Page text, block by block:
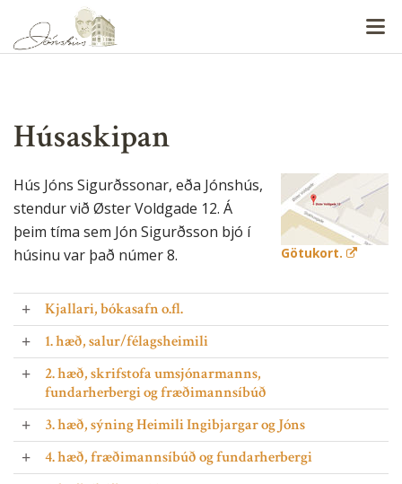
Húsaskipan
Götukort.
Hús Jóns Sigurðssonar, eða Jónshús,
stendur við Øster Voldgade 12. Á
þeim tíma sem Jón Sigurðsson bjó í
húsinu var það númer 8.
Kjallari, bókasafn o.fl.
1. hæð, salur/félagsheimili
2. hæð, skrifstofa umsjónarmanns,
fundarherbergi og fræðimannsíbúð
3. hæð, sýning Heimili Ingibjargar og Jóns
4. hæð, fræðimannsíbúð og fundarherbergi